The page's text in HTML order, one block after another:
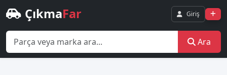
ÇıkmaFar Giriş
Ara